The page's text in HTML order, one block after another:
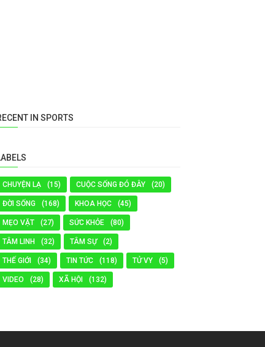
IN SPORTS
CHUYỆN LẠ (15) CUỘC SỐNG ĐÓ ĐÂY (20)
ĐỜI SỐNG (168) KHOA HỌC (45)
MẸO VẶT (27) SỨC KHỎE (80)
TÂM LINH (32) TÂM SỰ (2)
THẾ GIỚI (34) TIN TỨC (118) TỬ VY (5)
VIDEO (28) XÃ HỘI (132)